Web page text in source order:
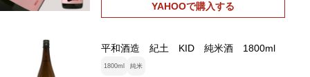
YAHOOで購入する
平和酒造 紀土 KID 純米酒 1800ml
1800ml 純米